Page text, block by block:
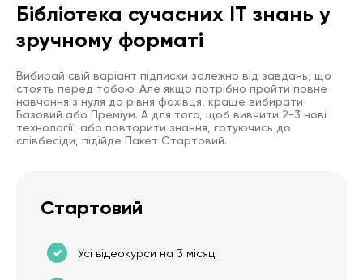
Бібліотека сучасних IT знань у
зручному форматі
Вибирай свій варіант підписки залежно від завдань, що
стоять перед тобою. Але якщо потрібно пройти повне
навчання з нуля до рівня фахівця, краще вибирати
Базовий або Преміум. А для того, щоб вивчити 2-3 нові
технології, або повторити знання, готуючись до
співбесіди, підійде Пакет Стартовий.
Стартовий
Усі відеокурси на 3 місяці